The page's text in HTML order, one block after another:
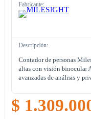
Fabricante:
Descripción:
Contador de personas
altas con visión binocular
avanzadas de análisis y
$